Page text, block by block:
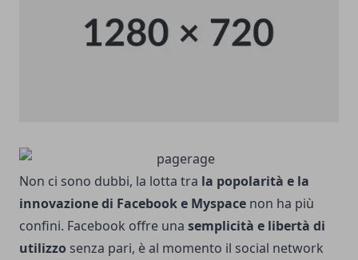
Non ci sono dubbi, la lotta tra la popolarità e la
innovazione di Facebook e Myspace non ha più
confini. Facebook offre una semplicità e libertà di
utilizzo senza pari, è al momento il social network